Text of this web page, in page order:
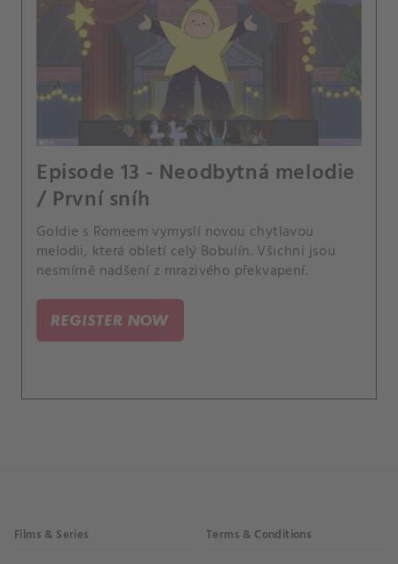
Episode 13 - Neodbytná melodie
/ První sníh
Goldie s Romeem vymyslí novou chytlavou
melodii, která obletí celý Bobulín. Všichni jsou
nesmírně nadšení z mrazivého překvapení.
REGISTER NOW
Films & Series Terms & Conditions